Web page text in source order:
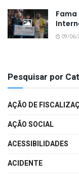
Fama
09/06/
Pesquisar por
AÇÃO DE
AÇÃO SOCIAL
ACESSIBILIDADES
ACIDENTE